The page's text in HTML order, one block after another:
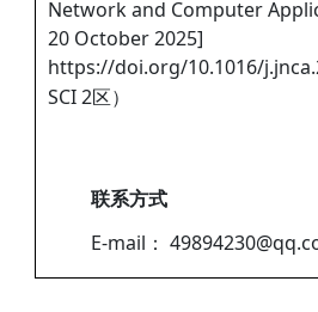
Network and Computer
20 October 2025]
https://doi.org/10.1016/
SCI 2区）
联系方式
E-mail：